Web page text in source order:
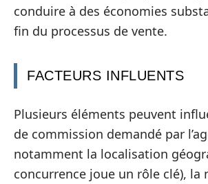
conduire à des économies
fin du processus de vente.
FACTEURS INFLUENTS
Plusieurs éléments peuvent
de commission demandé par
notamment la localisation
concurrence joue un rôle clé), la